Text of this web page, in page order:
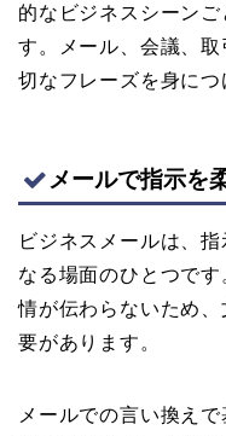
的なビジネスシーン
す。メール、会議、
切なフレーズを身につ
メールで指示を
ビジネスメールは、
なる場面のひとつで
情が伝わらないため
要があります。
メールでの言い換え